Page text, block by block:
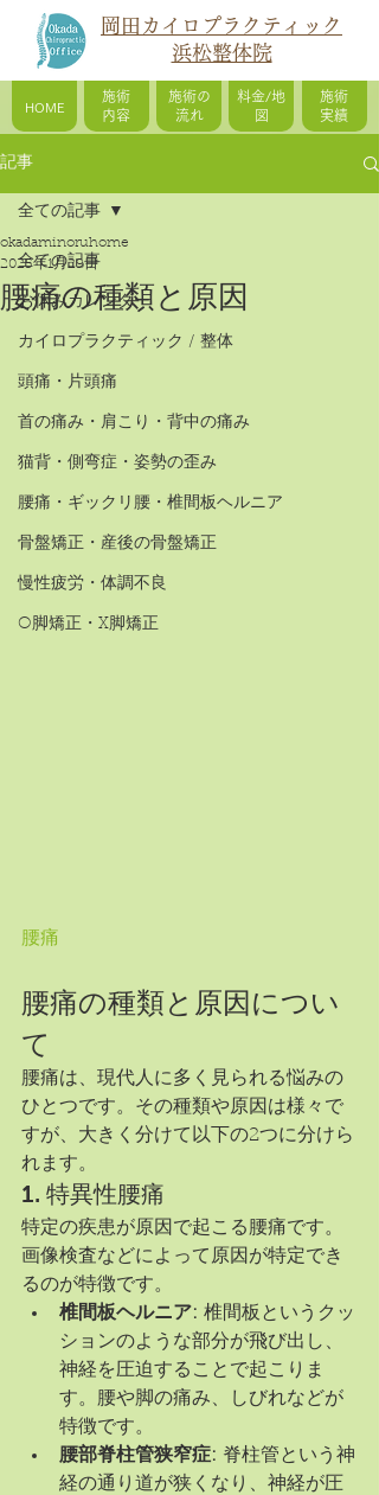
HOME
施術
内容
施術の
流れ
料金/地
図
施術
実績
岡田カイロプラクティック
浜松整体院
記事
全ての記事
お休みカレンダー
カイロプラクティック / 整体
頭痛・片頭痛
首の痛み・肩こり・背中の痛み
猫背・側弯症・姿勢の歪み
腰痛・ギックリ腰・椎間板ヘルニア
骨盤矯正・産後の骨盤矯正
慢性疲労・体調不良
O脚矯正・X脚矯正
全ての記事
腰痛の種類と原因
okadaminoruhome
2025年1月29日
腰痛
腰痛の種類と原因につい
て
腰痛は、現代人に多く見られる悩みの
ひとつです。その種類や原因は様々で
すが、大きく分けて以下の2つに分けら
れます。
1. 特異性腰痛
特定の疾患が原因で起こる腰痛です。
画像検査などによって原因が特定でき
るのが特徴です。
椎間板ヘルニア: 椎間板というクッ
ションのような部分が飛び出し、
神経を圧迫することで起こりま
す。腰や脚の痛み、しびれなどが
特徴です。
腰部脊柱管狭窄症: 脊柱管という神
経の通り道が狭くなり、神経が圧